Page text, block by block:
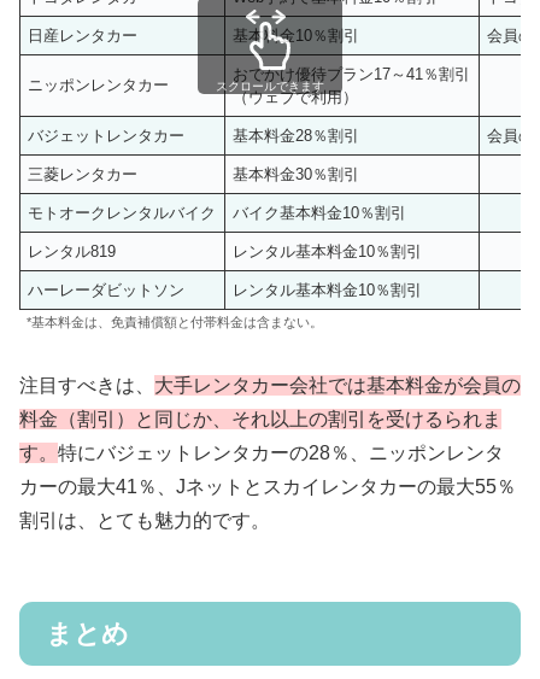
日産レンタカー 基本料金10％割引 会員の
ニッポンレンタカー
おでかけ優待プラン17～41％割引
（ウェブで利用）
バジェットレンタカー 基本料金28％割引 会員の
三菱レンタカー 基本料金30％割引
モトオークレンタルバイク バイク基本料金10％割引
レンタル819 レンタル基本料金10％割引
ハーレーダビットソン レンタル基本料金10％割引
スクロールできます
*基本料金は、免責補償額と付帯料金は含まない。
注目すべきは、 大手レンタカー会社では基本料金が会員の
料金（割引）と同じか、それ以上の割引を受ける られま
す。 特にバジェットレンタカーの28％、ニッポンレンタ
カーの最大41％、Jネットとスカイレンタカーの最大55％
割引は、とても魅力的です。
まとめ